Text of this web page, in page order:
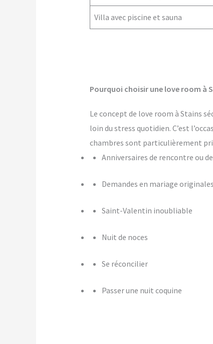
Villa avec piscine et sauna
Pourquoi choisir une love room à
Le concept de love room à Stains
loin du stress quotidien. C’est
chambres sont particulièrement
Anniversaires de rencontre ou
Demandes en mariage originales
Saint-Valentin inoubliable
Nuit de noces
Se réconcilier
Passer une nuit coquine